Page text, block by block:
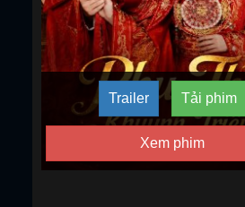
Trailer Tải phim
Xem phim